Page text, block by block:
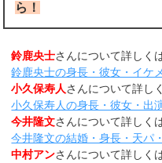
ら！
鈴鹿央士さんについて詳しく
鈴鹿央士の身長・彼女・イケ
小久保寿人さんについて詳し
小久保寿人の身長・彼女・出
今井隆文さんについて詳しく
今井隆文の結婚・身長・天パ
中村アンさんについて詳しく